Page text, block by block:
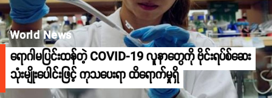
World News
ရောဂါမပြင်းထန်တဲ့ COVID-19 လူနာတွေကို ဗိုင်းရပ်စ်ဆေး
သုံးမျိုးပေါင်းဖြင့် ကုသပေးရာ ထိရောက်မှုရှိ